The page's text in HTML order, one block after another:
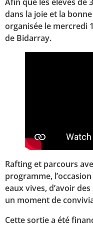
dans la joie et la
organisée le mercredi
de Bidarray.
Rafting et parcours
programme,
eaux vives, d’avoir
un moment de
Cette sortie a été